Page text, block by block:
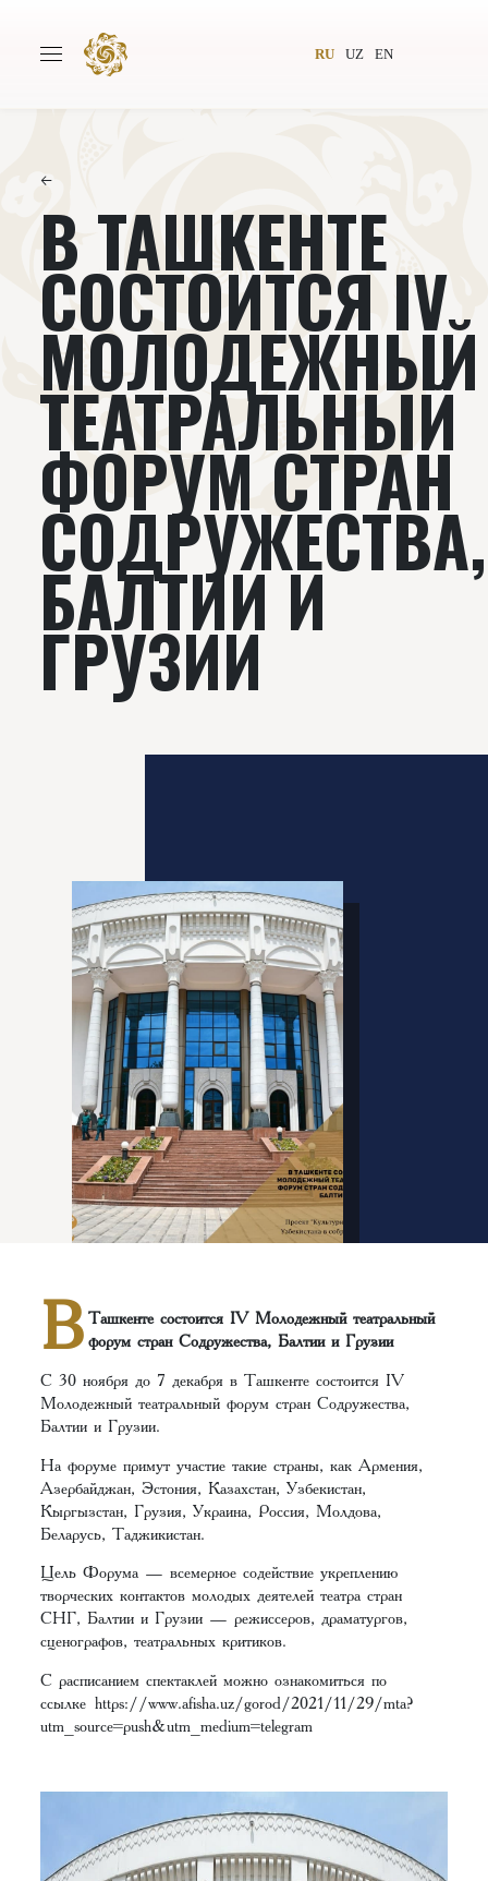
RU UZ EN
Авторы Всемирное общество
Издательство
Проекты Подкасты
Книги Видеолекторий
←
В ТАШКЕНТЕ
СОСТОИТСЯ IV
МОЛОДЕЖНЫЙ
ТЕАТРАЛЬНЫЙ
ФОРУМ СТРАН
СОДРУЖЕСТВА,
БАЛТИИ И
ГРУЗИИ
В Ташкенте состоится IV Молодежный театральный
форум стран Содружества, Балтии и Грузии
С 30 ноября до 7 декабря в Ташкенте состоится IV
Молодежный театральный форум стран Содружества,
Балтии и Грузии.
На форуме примут участие такие страны, как Армения,
Азербайджан, Эстония, Казахстан, Узбекистан,
Кыргызстан, Грузия, Украина, Россия, Молдова,
Беларусь, Таджикистан.
Цель Форума — всемерное содействие укреплению
творческих контактов молодых деятелей театра стран
СНГ, Балтии и Грузии — режиссеров, драматургов,
сценографов, театральных критиков.
С расписанием спектаклей можно ознакомиться по
ссылкеhttps://www.afisha.uz/gorod/2021/11/29/mta?
utm_source=push&utm_medium=telegram